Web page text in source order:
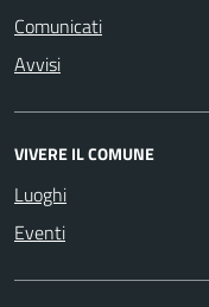
Comunicati
Avvisi
VIVERE IL COMUNE
Luoghi
Eventi